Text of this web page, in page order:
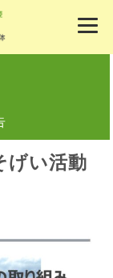
げい活動